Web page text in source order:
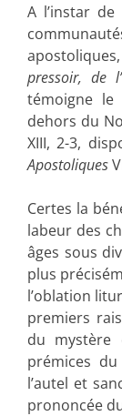
A l’instar de
pressoir, de
témoigne le
dehors du
XIII, 2-3,
Apostoliques
Certes la
labeur des
âges sous
plus
l’oblation
premiers
du mystère
prémices
l’autel et
prononcée